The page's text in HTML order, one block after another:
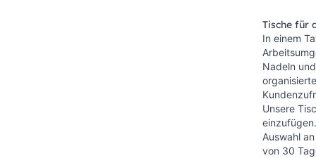
Tische für
In einem
Nadeln
Unsere
Auswahl
von 30